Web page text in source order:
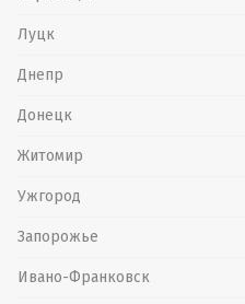
Луцк
Днепр
Донецк
Житомир
Ужгород
Запорожье
Ивано-Франковск